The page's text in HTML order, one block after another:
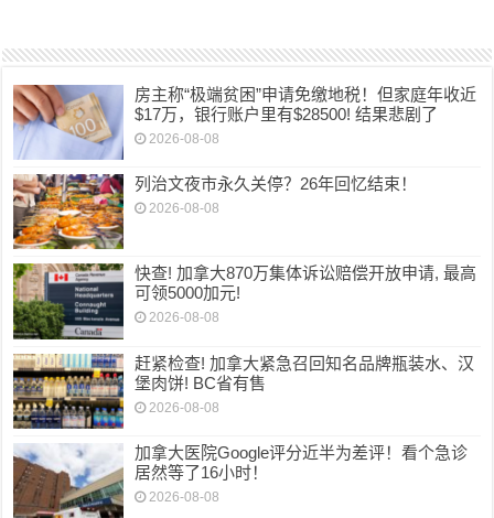
房主称“极端贫困”申请免缴地税！但家庭年收近
$17万，银行账户里有$28500! 结果悲剧了
2026-08-08
列治文夜市永久关停？26年回忆结束！
2026-08-08
快查! 加拿大870万集体诉讼赔偿开放申请, 最高
可领5000加元!
2026-08-08
赶紧检查! 加拿大紧急召回知名品牌瓶装水、汉
堡肉饼! BC省有售
2026-08-08
加拿大医院Google评分近半为差评！看个急诊
居然等了16小时！
2026-08-08